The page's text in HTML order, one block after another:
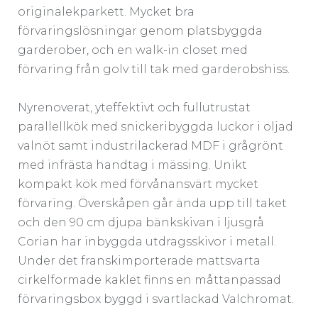
originalekparkett. Mycket bra
förvaringslösningar genom platsbyggda
garderober, och en walk-in closet med
förvaring från golv till tak med garderobshiss.
Nyrenoverat, yteffektivt och fullutrustat
parallellkök med snickeribyggda luckor i oljad
valnöt samt industrilackerad MDF i grågrönt
med infrästa handtag i mässing. Unikt
kompakt kök med förvånansvärt mycket
förvaring. Överskåpen går ända upp till taket
och den 90 cm djupa bänkskivan i ljusgrå
Corian har inbyggda utdragsskivor i metall.
Under det franskimporterade mattsvarta
cirkelformade kaklet finns en måttanpassad
förvaringsbox byggd i svartlackad Valchromat.